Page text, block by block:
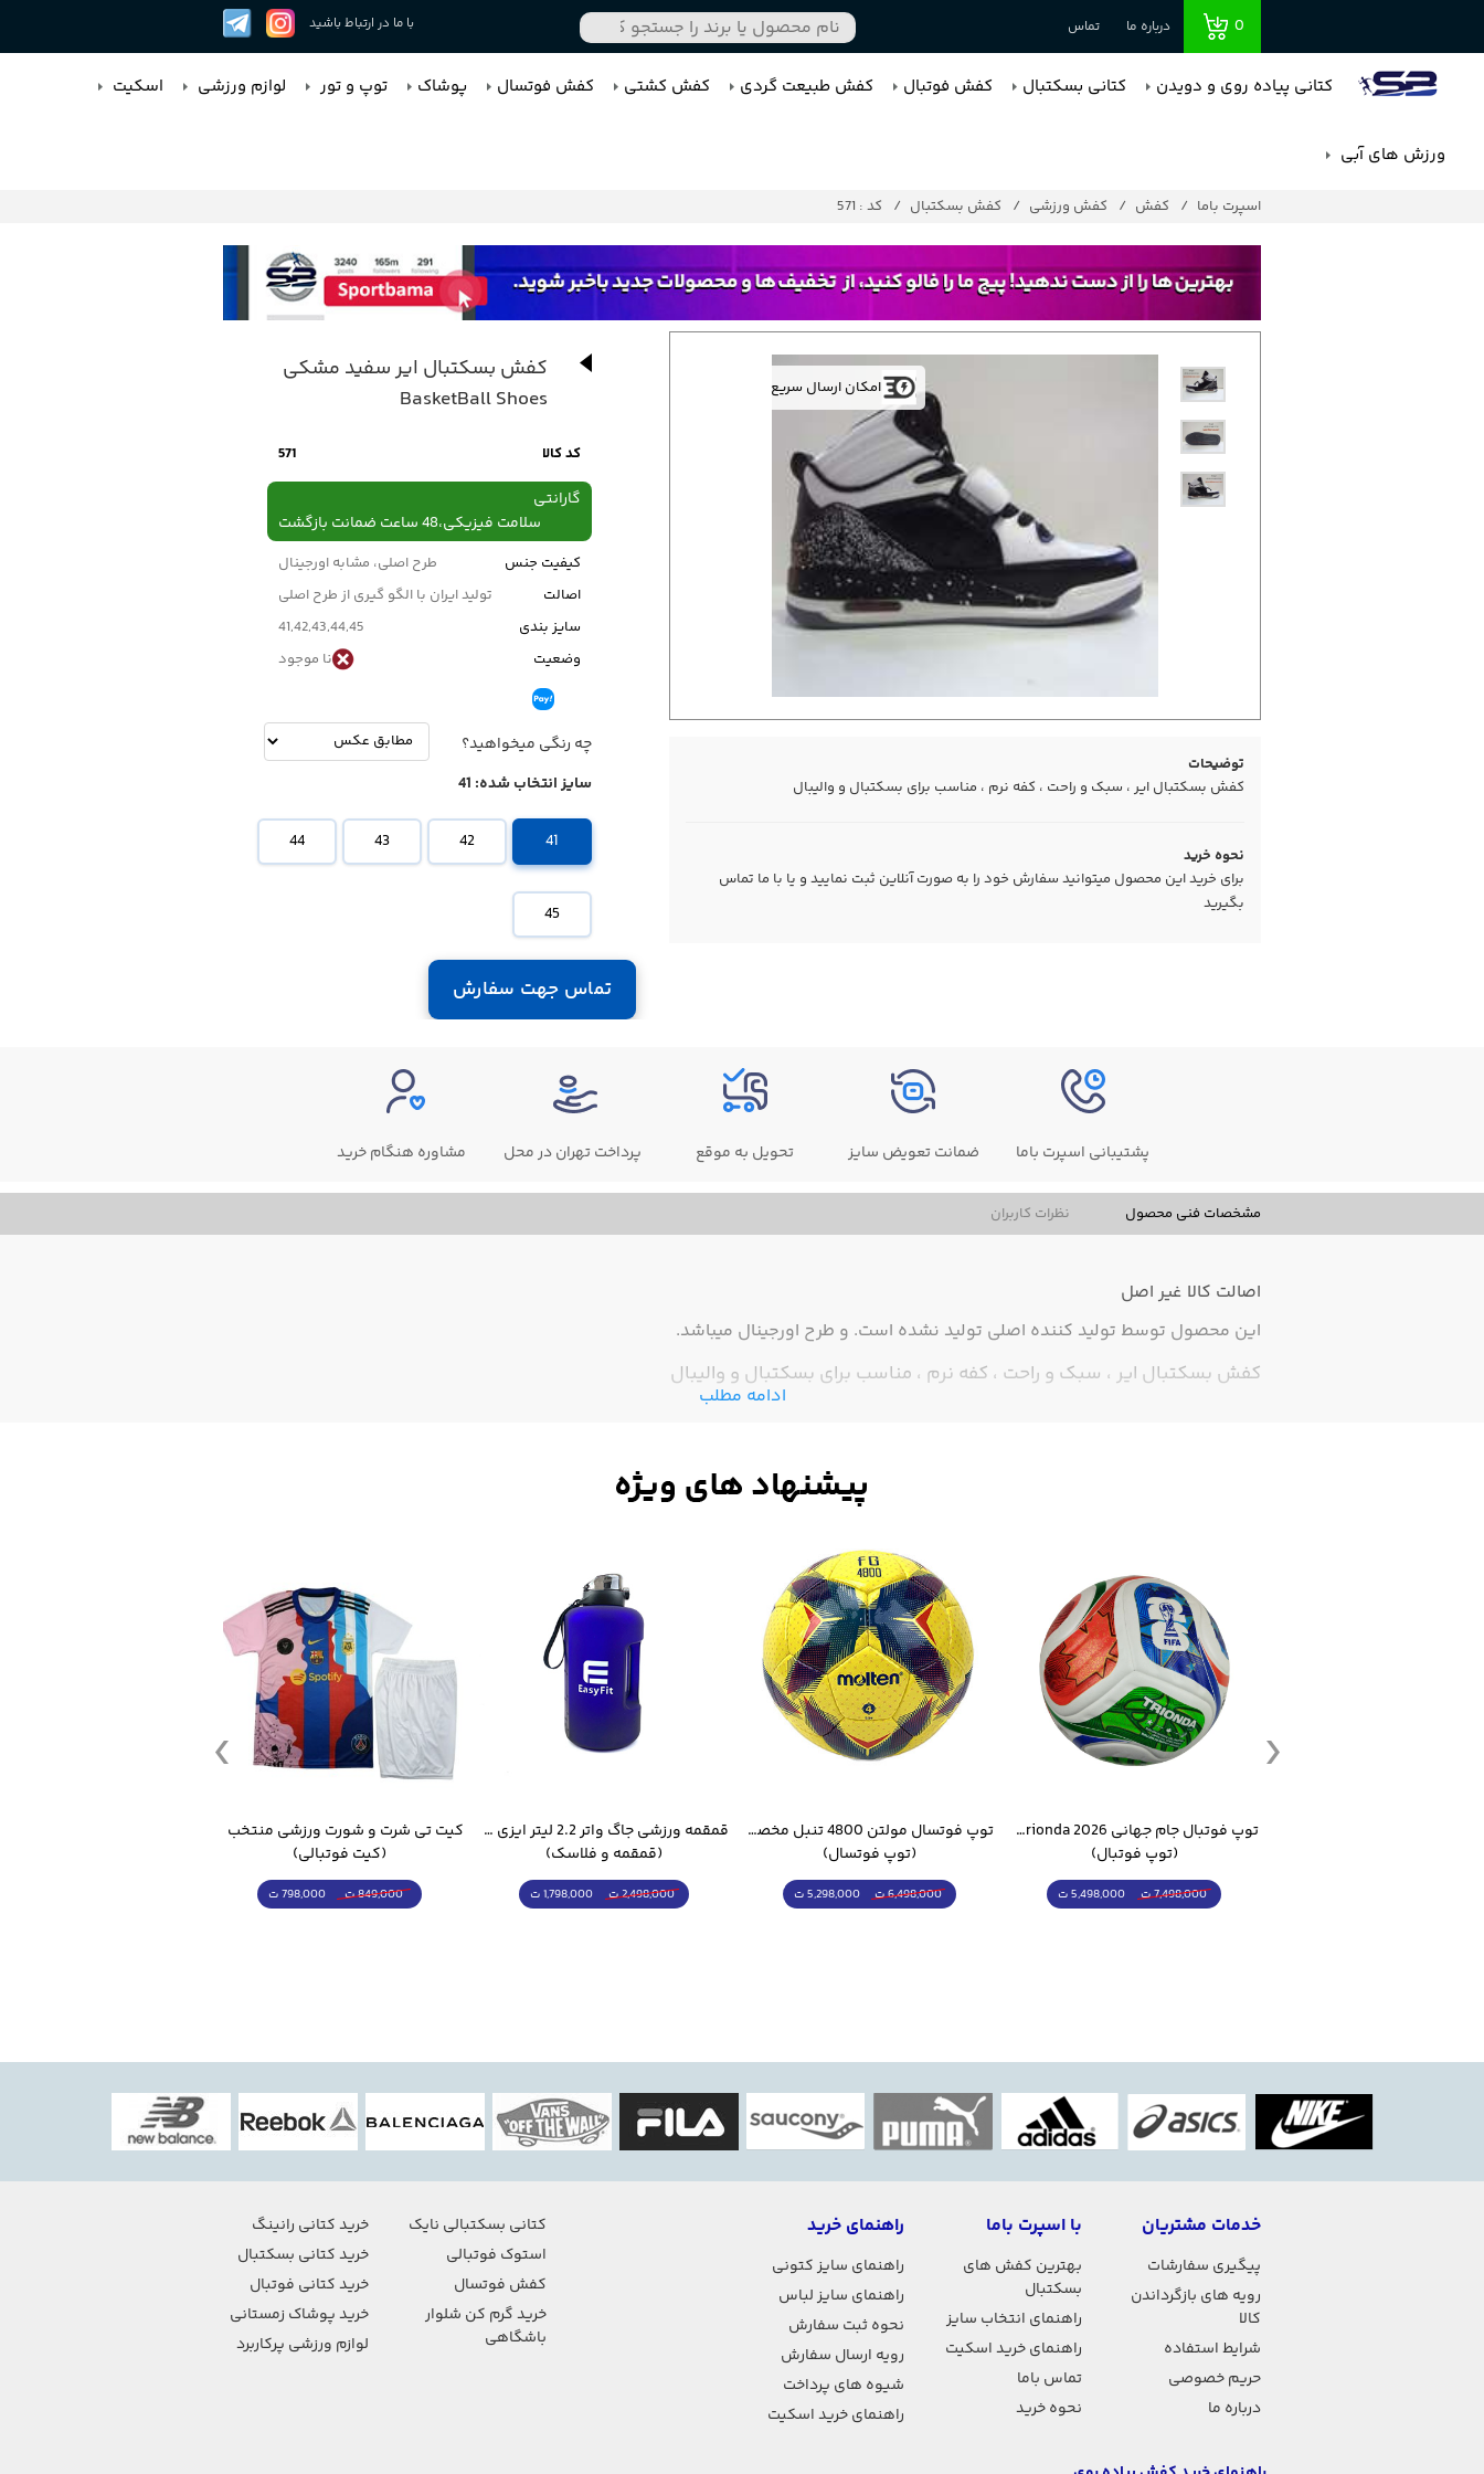
0 درباره ما تماس با ما در ارتباط باشید
کتانی پیاده روی و دویدن کتانی بسکتبال کفش فوتبال کفش طبیعت گردی کفش کشتی کفش فوتسال پوشاک توپ و تور لوازم ورزشی اسکیت
ورزش های آبی
اسپرت باما کفش کفش ورزشی کفش بسکتبال کد : 571
امکان ارسال سریع
توضیحات
کفش بسکتبال ایر ، سبک و راحت ، کفه نرم ، مناسب برای بسکتبال و والیبال
نحوه خرید
برای خرید این محصول میتوانید سفارش خود را به صورت آنلاین ثبت نمایید و یا با ما تماس
بگیرید
کفش بسکتبال ایر سفید مشکی
BasketBall Shoes
کد کالا 571
گارانتی
سلامت فیزیکی،48 ساعت ضمانت بازگشت
کیفیت جنس
طرح اصلی، مشابه اورجینال
اصالت
تولید ایران با الگو گیری از طرح اصلی
سایز بندی
41,42,43,44,45
وضعیت
نا موجود
چه رنگی میخواهید؟
سایز انتخاب شده: 41
41
42
43
44
45
تماس جهت سفارش
پشتیبانی اسپرت باما ضمانت تعویض سایز تحویل به موقع پرداخت تهران در محل مشاوره هنگام خرید
مشخصات فنی محصول نظرات کاربران
اصالت کالا غیر اصل
این محصول توسط تولید کننده اصلی تولید نشده است. و طرح اورجینال میباشد.
کفش بسکتبال ایر ، سبک و راحت ، کفه نرم ، مناسب برای بسکتبال و والیبال
ادامه مطلب
توپ فوتبال جام جهانی 2026 Trionda مشابه اورجینال
(توپ فوتبال)
7,498,000 ت 5,498,000 ت
توپ فوتسال مولتن 4800 تنبل مخصوص سالن
(توپ فوتسال)
6,498,000 ت 5,298,000 ت
قمقمه ورزشی جاگ واتر 2.2 لیتر ایزی فیت
(قمقمه و فلاسک)
2,498,000 ت 1,798,000 ت
(کیت فوتبالی)
849,000 ت 798,000 ت
خدمات مشتریان
پیگیری سفارشات
رویه های بازگرداندن
کالا
شرایط استفاده
حریم خصوصی
درباره ما
با اسپرت باما
بهترین کفش های
بسکتبال
راهنمای انتخاب سایز
راهنمای خرید اسکیت
تماس باما
نحوه خرید
راهنمای خرید
راهنمای سایز کتونی
راهنمای سایز لباس
نحوه ثبت سفارش
رویه ارسال سفارش
شیوه های پرداخت
راهنمای خرید اسکیت
کتانی بسکتبالی نایک
استوک فوتبالی
کفش فوتسال
خرید گرم کن شلوار
باشگاهی
خرید کتانی رانینگ
خرید کتانی بسکتبال
خرید کتانی فوتبال
خرید پوشاک زمستانی
لوازم ورزشی پرکاربرد